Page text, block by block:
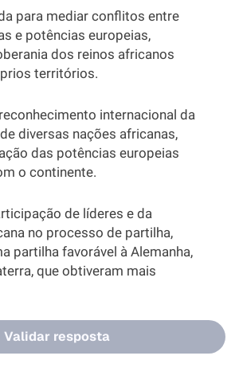
para mediar conflitos entre
e potências europeias,
dos reinos africanos
territórios.
internacional da
diversas nações africanas,
das potências europeias
o continente.
de líderes e da
no processo de partilha,
partilha favorável à Alemanha,
que obtiveram mais
Validar resposta